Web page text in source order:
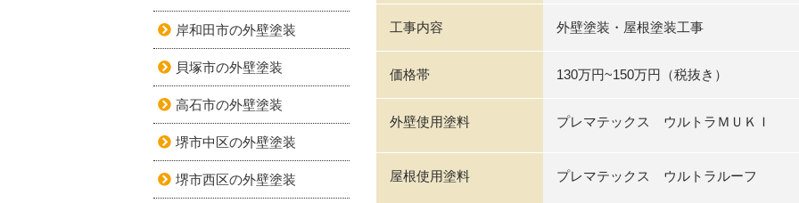
工事内容 外壁塗装・屋根塗装工事
価格帯 130万円~150万円（税抜き）
外壁使用塗料 プレマテックス ウルトラＭＵＫＩ
屋根使用塗料 プレマテックス ウルトラルーフ
岸和田市の外壁塗装
貝塚市の外壁塗装
高石市の外壁塗装
堺市中区の外壁塗装
堺市西区の外壁塗装